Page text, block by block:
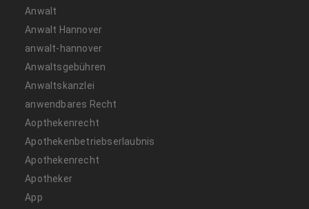
Anwalt
Anwalt Hannover
anwalt-hannover
Anwaltsgebühren
Anwaltskanzlei
anwendbares Recht
Aopthekenrecht
Apothekenbetriebserlaubnis
Apothekenrecht
Apotheker
App